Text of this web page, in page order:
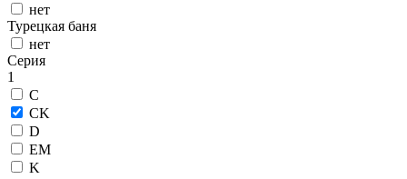
нет
Турецкая баня
нет
Серия
1
C
CK
D
EM
K